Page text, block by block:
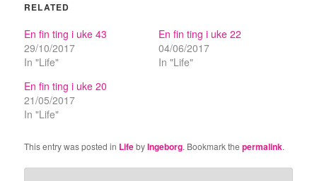
RELATED
En fin ting i uke 43
29/10/2017
In "Life"
En fin ting i uke 22
04/06/2017
In "Life"
En fin ting i uke 20
21/05/2017
In "Life"
This entry was posted in LifebyIngeborg. Bookmark thepermalink.